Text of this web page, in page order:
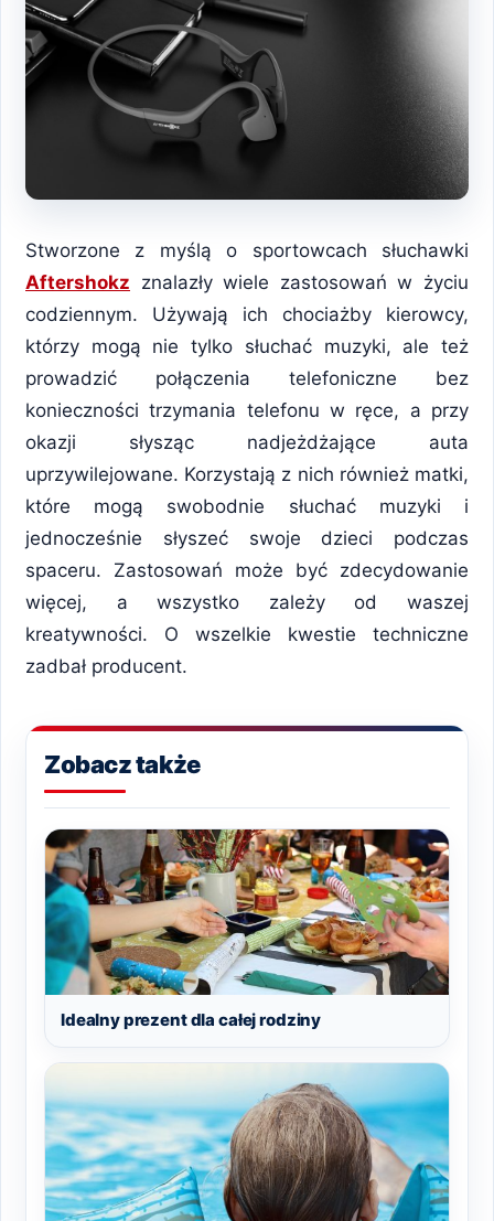
Stworzone z myślą o sportowcach słuchawki
Aftershokz znalazły wiele zastosowań w życiu
codziennym. Używają ich chociażby kierowcy,
którzy mogą nie tylko słuchać muzyki, ale też
prowadzić połączenia telefoniczne bez
konieczności trzymania telefonu w ręce, a przy
okazji słysząc nadjeżdżające auta
uprzywilejowane. Korzystają z nich również matki,
które mogą swobodnie słuchać muzyki i
jednocześnie słyszeć swoje dzieci podczas
spaceru. Zastosowań może być zdecydowanie
więcej, a wszystko zależy od waszej
kreatywności. O wszelkie kwestie techniczne
zadbał producent.
Zobacz także
Idealny prezent dla całej rodziny